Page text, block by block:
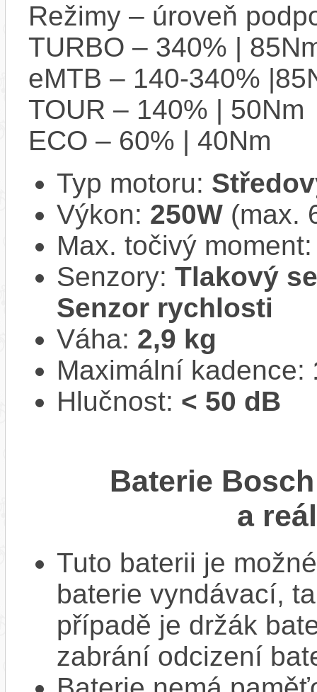
Režimy – úroveň
TURBO – 340% |
eMTB – 140-340%
TOUR – 140% | 50Nm
ECO – 60% | 40Nm
Typ motoru:
Výkon: 250W (max.
Max. točivý
Senzory: Tlakový
Senzor rychlosti
Váha: 2,9 kg
Maximální kadence:
Hlučnost: < 50 dB
Baterie
a
Tuto baterii je
baterie vyndávací,
případě je držák
zabrání odcizení